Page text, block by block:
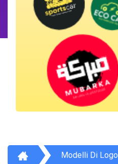
Modelli Di Logo